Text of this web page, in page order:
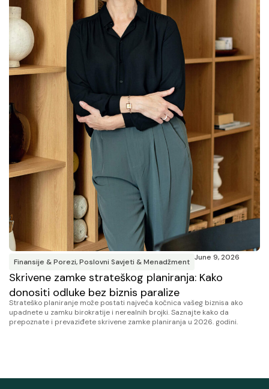
Finansije & Porezi,Poslovni Savjeti & Menadžment June 9, 2026
Skrivene zamke strateškog planiranja: Kako
donositi odluke bez biznis paralize
Strateško planiranje može postati najveća kočnica vašeg biznisa ako
upadnete u zamku birokratije i nerealnih brojki. Saznajte kako da
prepoznate i prevaziđete skrivene zamke planiranja u 2026. godini.